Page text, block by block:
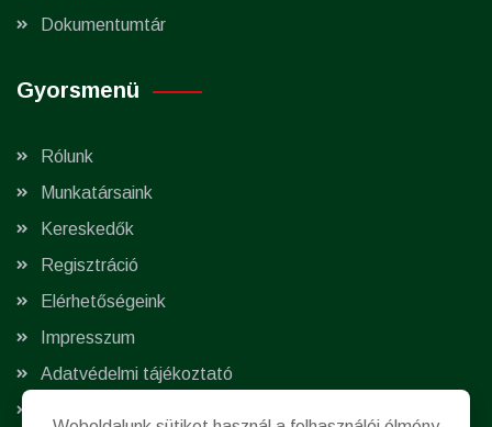
Dokumentumtár
Gyorsmenü
Rólunk
Munkatársaink
Kereskedők
Regisztráció
Elérhetőségeink
Impresszum
Adatvédelmi tájékoztató